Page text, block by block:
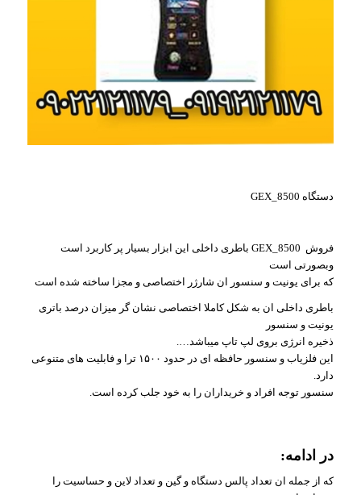
دستگاه GEX_8500
فروش GEX_8500 باطری داخلی این ابزار بسیار پر کاربرد است
وبصورتی است
که برای یونیت و سنسور ان شارژر اختصاصی و مجزا ساخته شده است
باطری داخلی ان به شکل کاملا اختصاصی نشان گر میزان درصد باتری
یونیت و سنسور
ذخیره انرژی بروی لپ تاپ میباشد….
این فلزیاب و سنسور حافظه ای در حدود ۱۵۰۰ ترا و فابلیت های متنوعی
دارد.
سنسور توجه افراد و خریداران را به خود جلب کرده است.
در ادامه:
که از جمله ان تعداد پالس دستگاه و گین و تعداد لاین و حساسیت را